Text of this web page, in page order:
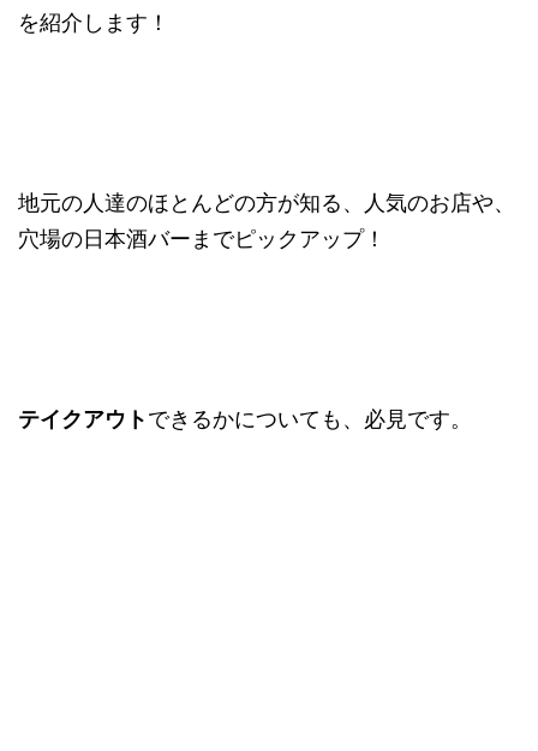
を紹介します！
地元の人達のほとんどの方が知る、人気のお店や、
穴場の日本酒バーまでピックアップ！
テイクアウトできるかについても、必見です。